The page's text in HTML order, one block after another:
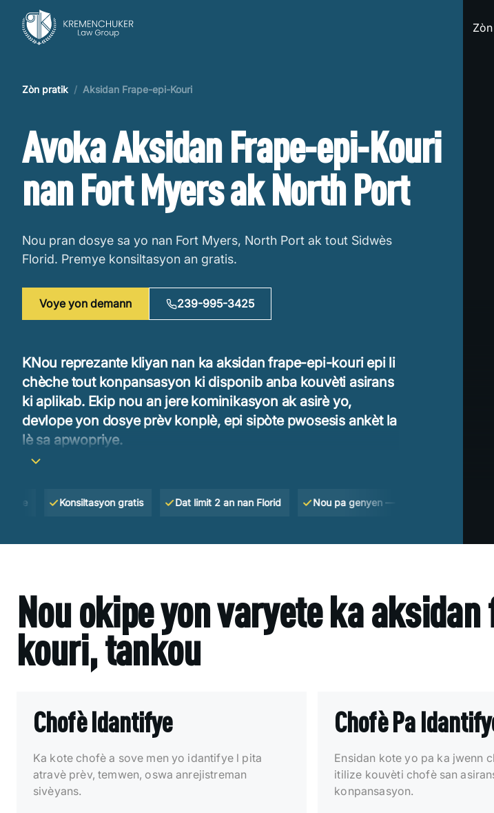
Zòn pratik / Aksidan Frape-epi-Kouri
Avoka Aksidan Frape-epi-Kouri
nan Fort Myers ak North Port
Nou pran dosye sa yo nan Fort Myers, North Port ak tout Sidwès
Florid. Premye konsiltasyon an gratis.
Voye yon demann 239-995-3425
KNou reprezante kliyan nan ka aksidan frape-epi-kouri epi li
chèche tout konpansasyon ki disponib anba kouvèti asirans
ki aplikab. Ekip nou an jere kominikasyon ak asirè yo,
devlope yon dosye prèv konplè, epi sipòte pwosesis ankèt la
lè sa apwopriye.
konsantre sou pwoteje dwa kliyan an epi adrese tantativ pou
Konsiltasyon gratis Dat limit 2 an nan Florid Nou pa genyen — ou pa peye
Nou okipe yon varyete ka
kouri, tankou
Chofè Idantifye
Ka kote chofè a sove men yo idantifye l pita
atravè prèv, temwen, oswa anrejistreman
sivèyans.
Chofè Pa
Ensidan kote yo pa ka jwenn
itilize kouvèti chofè san
konpansasyon.